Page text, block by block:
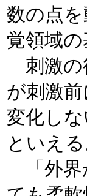
数の点
覚領域
刺激の
が刺激
変化し
といえる
「外界